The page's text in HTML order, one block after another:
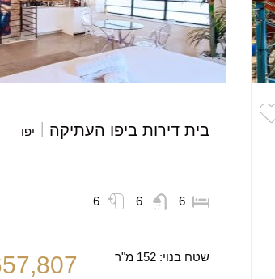
בית דירות ביפו העתיקה יפו
6
6
6
שטח בנוי:152 מ"ר